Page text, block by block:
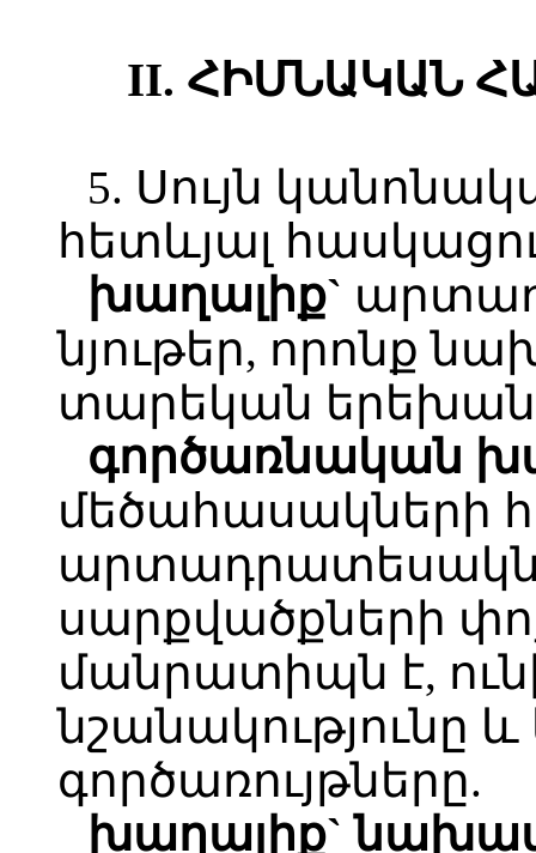
II. ՀԻՄՆԱԿԱՆ
5. Սույն
հետևյալ
խաղալիք`
նյութեր, որոնք
տարեկան
գործառնական
մեծահասակների
սարքվածքների
մանրատիպն է,
նշանակությունը
գործառույթները.
խաղալիք`